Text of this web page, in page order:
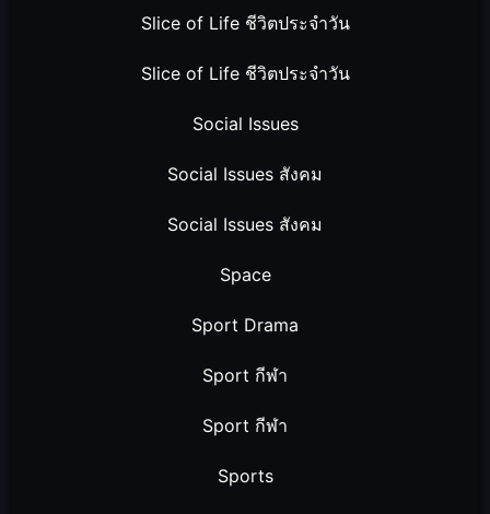
Slice of Life ชีวิตประจำวัน
Slice of Life ชีวิตประจำวัน
Social Issues
Social Issues สังคม
Social Issues สังคม
Space
Sport Drama
Sport กีฬา
Sport กีฬา
Sports